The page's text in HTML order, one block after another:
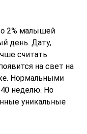
2% малышей
день. Дату,
считать
на свет на
Нормальными
неделю. Но
уникальные